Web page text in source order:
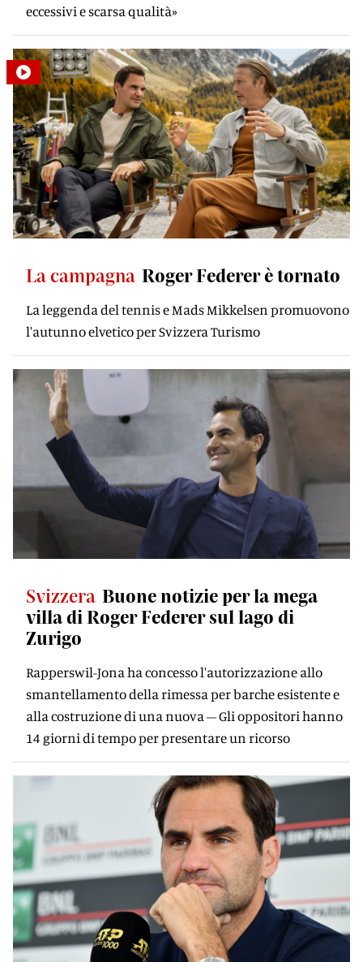
eccessivi e scarsa qualità»
La campagna Roger Federer è tornato
La leggenda del tennis e Mads Mikkelsen promuovono
l'autunno elvetico per Svizzera Turismo
Svizzera Buone notizie per la mega
villa di Roger Federer sul lago di
Zurigo
Rapperswil-Jona ha concesso l'autorizzazione allo
smantellamento della rimessa per barche esistente e
alla costruzione di una nuova – Gli oppositori hanno
14 giorni di tempo per presentare un ricorso